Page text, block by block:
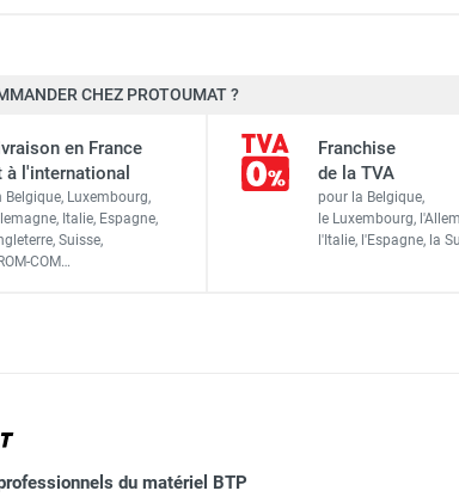
Matériaux employés
- Polyéthylène
- Acier
Épaisseur parois
- 7 mm pour la
Plage de température d'utilisation
Dimensions L x l x H
Cuve 2 500 litres BLUE CUBE Outdoor standard -
CHEZ PROTOUMAT ?
en France
à l'international
Belgique, Luxembourg,
Italie, Espagne,
Suisse,
COM…
Franchise
de la TVA
pour la Belgique,
le Luxembourg,
l'Italie, l'Espagne, la
du matériel BTP